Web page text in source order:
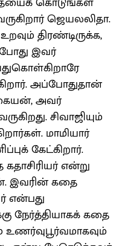
ஜெயலலிதா.
திரண்டிருக்க,
இவர்
அப்போதுதான்
அவர்
சிவாஜியும்
மாமியார்
கேட்கிறார்.
என்று
இவரின் கதை
என்பது
நேர்த்தியாகக் கதை